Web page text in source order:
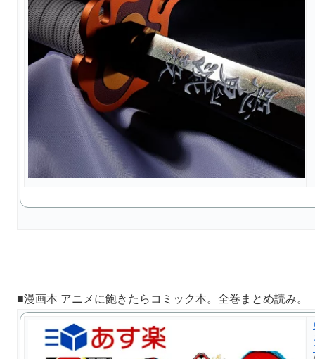
■漫画本 アニメに飽きたらコミック本。全巻まとめ読み。